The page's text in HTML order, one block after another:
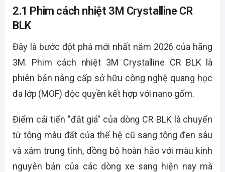
2.1 Phim cách nhiệt 3M Crystalline CR
BLK
Đây là bước đột phá mới nhất năm 2026 của hãng
3M. Phim cách nhiệt 3M Crystalline CR BLK là
phiên bản nâng cấp sở hữu công nghệ quang học
đa lớp (MOF) độc quyền kết hợp với nano gốm.
Điểm cải tiến "đắt giá" của dòng CR BLK là chuyển
từ tông màu đất của thế hệ cũ sang tông đen sâu
và xám trung tính, đồng bộ hoàn hảo với màu kính
nguyên bản của các dòng xe sang hiện nay mà